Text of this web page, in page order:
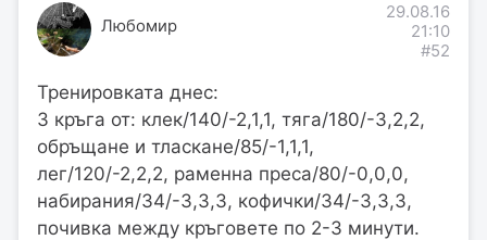
Любомир
29.08.16
21:10
#52
Тренировката днес:
3 кръга от: клек/140/-2,1,1, тяга/180/-3,2,2,
обръщане и тласкане/85/-1,1,1,
лег/120/-2,2,2, раменна преса/80/-0,0,0,
набирания/34/-3,3,3, кофички/34/-3,3,3,
почивка между кръговете по 2-3 минути.